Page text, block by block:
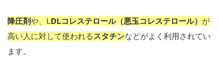
降圧剤や、LDLコレステロール（悪玉コレステロール） が
高い人に対して使われる スタチンなどがよく利用されてい
ます。